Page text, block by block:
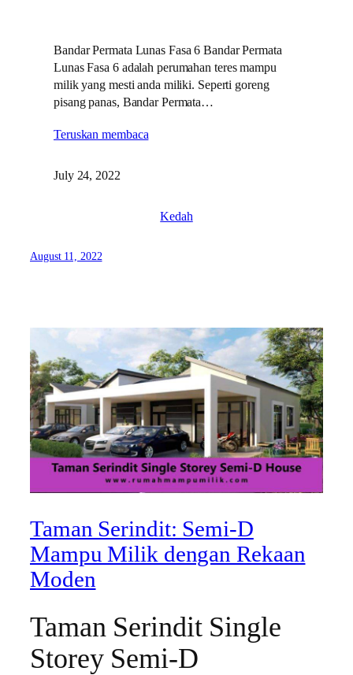
Bandar Permata Lunas Fasa 6 Bandar Permata
Lunas Fasa 6 adalah perumahan teres mampu
milik yang mesti anda miliki. Seperti goreng
pisang panas, Bandar Permata…
Teruskan membaca
July 24, 2022
Kedah
August 11, 2022
Taman Serindit: Semi-D
Mampu Milik dengan Rekaan
Moden
Taman Serindit Single
Storey Semi-D